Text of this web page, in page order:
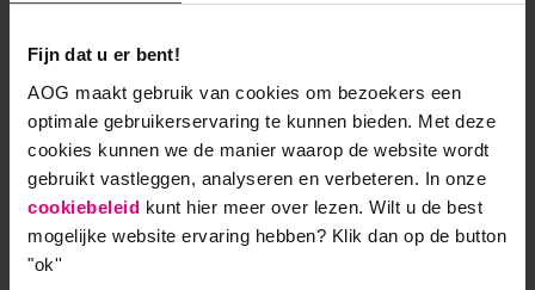
Fijn dat u er bent!
AOG maakt gebruik van cookies om bezoekers een
optimale gebruikerservaring te kunnen bieden. Met deze
cookies kunnen we de manier waarop de website wordt
gebruikt vastleggen, analyseren en verbeteren. In onze
cookiebeleid kunt hier meer over lezen. Wilt u de best
mogelijke website ervaring hebben? Klik dan op de button
"ok''
technologische vooruitgang, duurzame werkrelaties
brengen complexe vraagstukken op een heldere en
toegankelijke manier in beeld. Benieuwd naar de
Samen Kennis Maken | Podcast
van AOG School of Management